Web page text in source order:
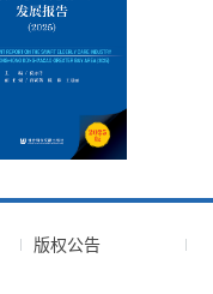
版权公告